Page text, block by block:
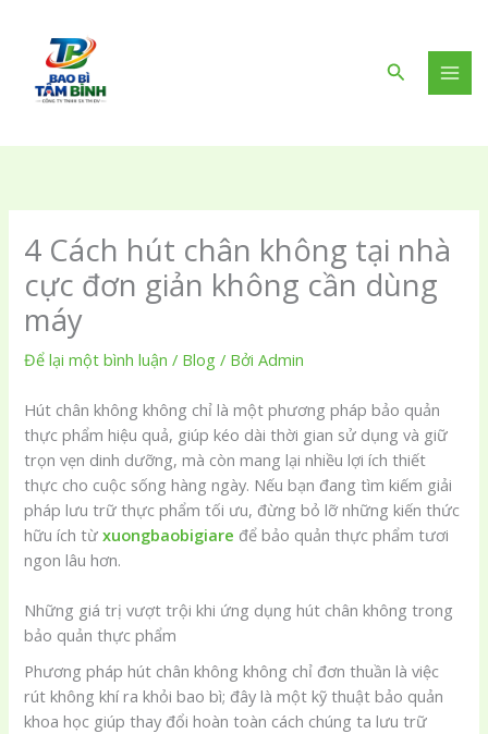
dung
Tìm
kiếm
4 Cách hút chân không tại nhà
cực đơn giản không cần dùng
máy
Để lại một bình luận / Blog / BởiAdmin
Hút chân không không chỉ là một phương pháp bảo quản
thực phẩm hiệu quả, giúp kéo dài thời gian sử dụng và giữ
trọn vẹn dinh dưỡng, mà còn mang lại nhiều lợi ích thiết
thực cho cuộc sống hàng ngày. Nếu bạn đang tìm kiếm giải
pháp lưu trữ thực phẩm tối ưu, đừng bỏ lỡ những kiến thức
hữu ích từxuongbaobigiare để bảo quản thực phẩm tươi
ngon lâu hơn.
Những giá trị vượt trội khi ứng dụng hút chân không trong
bảo quản thực phẩm
Phương pháp hút chân không không chỉ đơn thuần là việc
rút không khí ra khỏi bao bì; đây là một kỹ thuật bảo quản
khoa học giúp thay đổi hoàn toàn cách chúng ta lưu trữ